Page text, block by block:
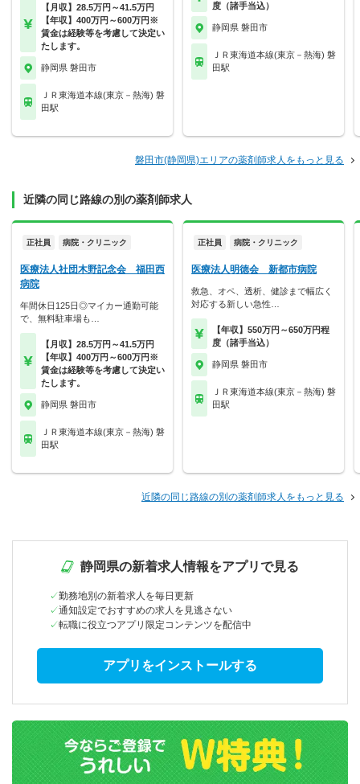
【月収】28.5万円～41.5万円
【年収】400万円～600万円※
賃金は経験等を考慮して決定い
たします。
静岡県 磐田市
ＪＲ東海道本線(東京－熱海) 磐
田駅
度（諸手当込）
静岡県 磐田市
ＪＲ東海道本線(東京－熱海) 磐
田駅
磐田市(静岡県)エリアの薬剤師求人をもっと見る
近隣の同じ路線の別の薬剤師求人
正社員 病院・クリニック
医療法人社団木野記念会 福田西
病院
年間休日125日◎マイカー通勤可能
で、無料駐車場も…
【月収】28.5万円～41.5万円
【年収】400万円～600万円※
賃金は経験等を考慮して決定い
たします。
静岡県 磐田市
ＪＲ東海道本線(東京－熱海) 磐
田駅
正社員 病院・クリニック
医療法人明徳会 新都市病院
救急、オペ、透析、健診まで幅広く
対応する新しい急性…
【年収】550万円～650万円程
度（諸手当込）
静岡県 磐田市
ＪＲ東海道本線(東京－熱海) 磐
田駅
近隣の同じ路線の別の薬剤師求人をもっと見る
静岡県の新着求人情報をアプリで見る
勤務地別の新着求人を毎日更新
通知設定でおすすめの求人を見逃さない
転職に役立つアプリ限定コンテンツを配信中
アプリをインストールする